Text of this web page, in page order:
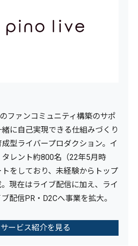
ファンコミュニティ構築のサポ
に自己実現できる仕組みづくり
型ライバープロダクション。イ
レント約800名（22年5月時
をしており、未経験からトップ
現在はライブ配信に加え、ライ
配信PR・D2Cへ事業を拡大。
サービス紹介を見る